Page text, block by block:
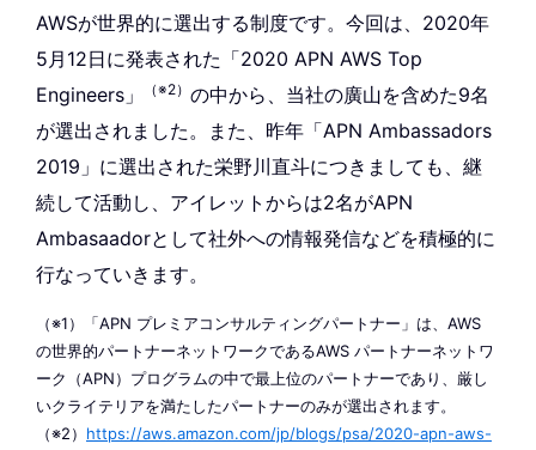
AWSが世界的に選出する制度です。今回は、2020年
5月12日に発表された「2020 APN AWS Top
Engineers」
（※2） の中から、当社の廣山を含めた9名
が選出されました。また、昨年「APN Ambassadors
2019」に選出された栄野川直斗につきましても、継
続して活動し、アイレットからは2名がAPN
Ambasaadorとして社外への情報発信などを積極的に
行なっていきます。
（※1）「APN プレミアコンサルティングパートナー」は、AWS
の世界的パートナーネットワークであるAWS パートナーネットワ
ーク（APN）プログラムの中で最上位のパートナーであり、厳し
いクライテリアを満たしたパートナーのみが選出されます。
（※2） https://aws.amazon.com/jp/blogs/psa/2020-apn-aws-